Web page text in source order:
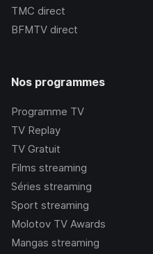
TMC direct
BFMTV direct
Nos programmes
Programme TV
TV Replay
TV Gratuit
Films streaming
Séries streaming
Sport streaming
Molotov TV Awards
Mangas streaming